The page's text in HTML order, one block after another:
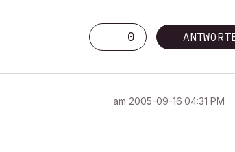
0
am ‎2005-09-16 04:31 PM